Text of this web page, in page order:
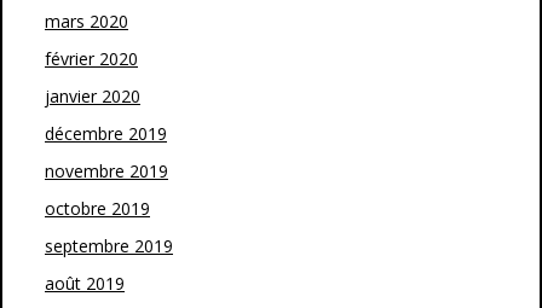
mars 2020
février 2020
janvier 2020
décembre 2019
novembre 2019
octobre 2019
septembre 2019
août 2019